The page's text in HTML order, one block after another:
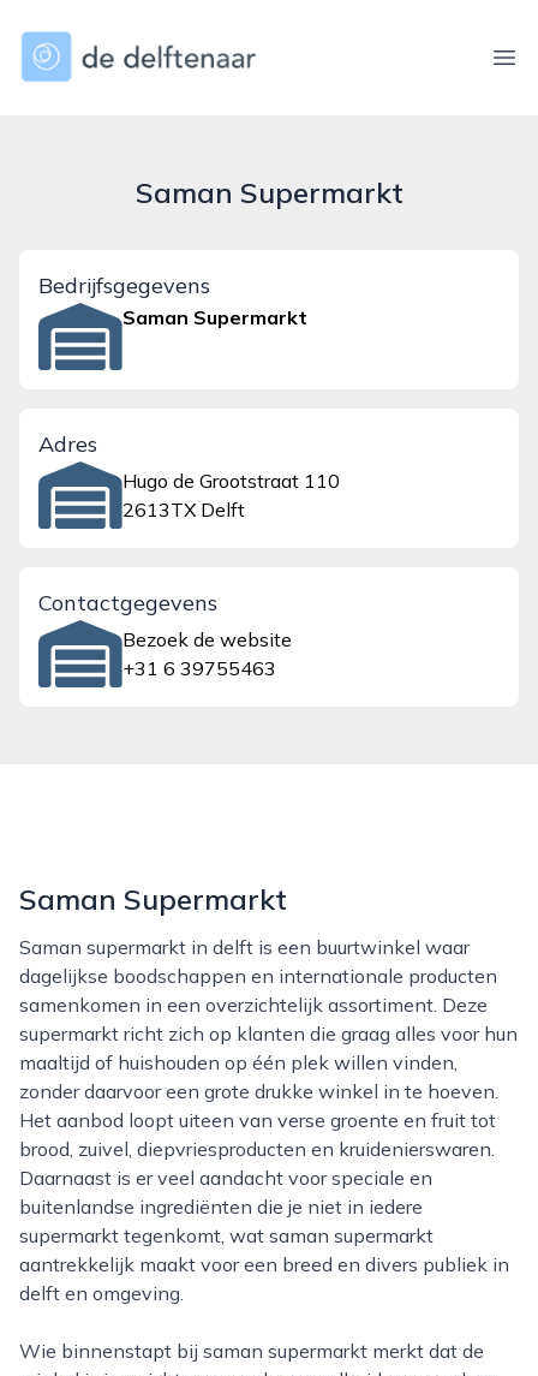
dedelftenaar.nl
Saman Supermarkt
Bedrijfsgegevens
Saman Supermarkt
Adres
Hugo de Grootstraat 110
2613TX Delft
Contactgegevens
Bezoek de website
+31 6 39755463
Saman Supermarkt
Saman supermarkt in delft is een buurtwinkel waar
dagelijkse boodschappen en internationale producten
samenkomen in een overzichtelijk assortiment. Deze
supermarkt richt zich op klanten die graag alles voor hun
maaltijd of huishouden op één plek willen vinden,
zonder daarvoor een grote drukke winkel in te hoeven.
Het aanbod loopt uiteen van verse groente en fruit tot
brood, zuivel, diepvriesproducten en kruidenierswaren.
Daarnaast is er veel aandacht voor speciale en
buitenlandse ingrediënten die je niet in iedere
supermarkt tegenkomt, wat saman supermarkt
aantrekkelijk maakt voor een breed en divers publiek in
delft en omgeving.
Wie binnenstapt bij saman supermarkt merkt dat de